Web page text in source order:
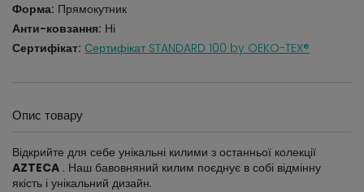
Форма: Прямокутник
Анти-ковзання: Ні
Сертифікат: Сертифікат STANDARD 100 by OEKO-TEX®
Опис товару
Відкрийте для себе унікальні килими з останньої колекції
AZTECA . Наш бавовняний килим поєднує в собі відмінну
якість і унікальний дизайн.